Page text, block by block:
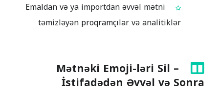
Emaldan və ya importdan əvvəl mətni
təmizləyən proqramçılar və analitiklər
Mətnəki Emoji-ləri Sil –
İstifadədən Əvvəl və Sonra